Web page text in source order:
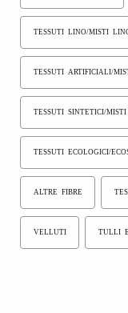
TESSUTI LINO/MISTI
TESSUTI ARTIFICIALI/
TESSUTI SINTETICI/
TESSUTI ECOLOGICI/
ALTRE FIBRE
VELLUTI TULLI